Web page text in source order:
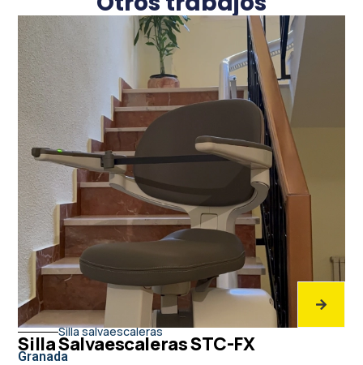
Silla salvaescaleras
Silla Salvaescaleras STC-FX
Granada